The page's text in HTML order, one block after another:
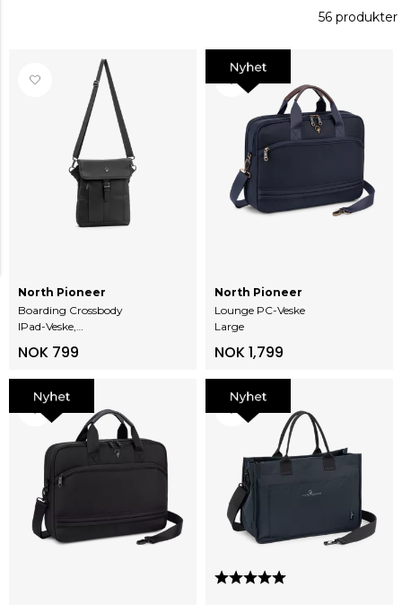
56 produkter
Boarding Crossbody
IPad-Veske,
North Pioneer
NOK 799
Lounge PC-Veske
Large
North Pioneer
NOK 1,799
Karakter: